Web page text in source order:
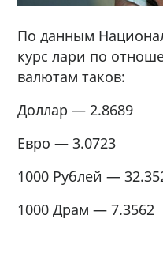
По данным
курс лари по
валютам таков:
Доллар — 2.8689
Евро — 3.0723
1000 Рублей —
1000 Драм — 7.3562